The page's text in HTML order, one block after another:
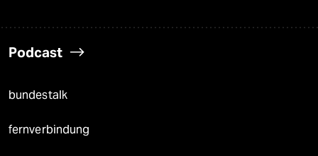
Podcast
bundestalk
fernverbindung